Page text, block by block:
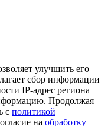
улучшить его
сбор информации
IP-адрес региона
Продолжая
с политикой
на обработку